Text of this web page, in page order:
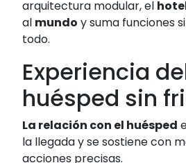
arquitectura modular, el
al mundo y suma funciones
todo.
Experiencia
huésped sin
La relación con el huésped
la llegada y se sostiene con
acciones precisas.